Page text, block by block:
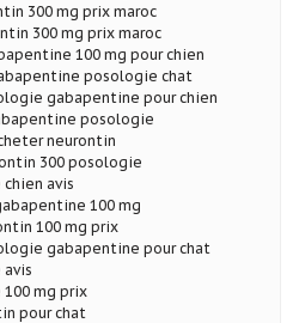
300 mg prix maroc
300 mg prix maroc
100 mg pour chien
posologie chat
gabapentine pour chien
posologie
neurontin
300 posologie
avis
100 mg
100 mg prix
gabapentine pour chat
mg prix
pour chat